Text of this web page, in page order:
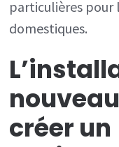
particulières pour
domestiques.
créer un